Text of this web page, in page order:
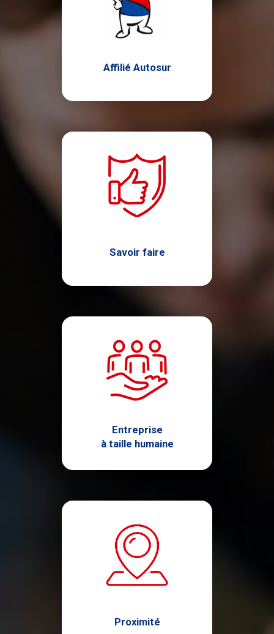
Affilié Autosur
Savoir faire
Entreprise
à taille humaine
Proximité